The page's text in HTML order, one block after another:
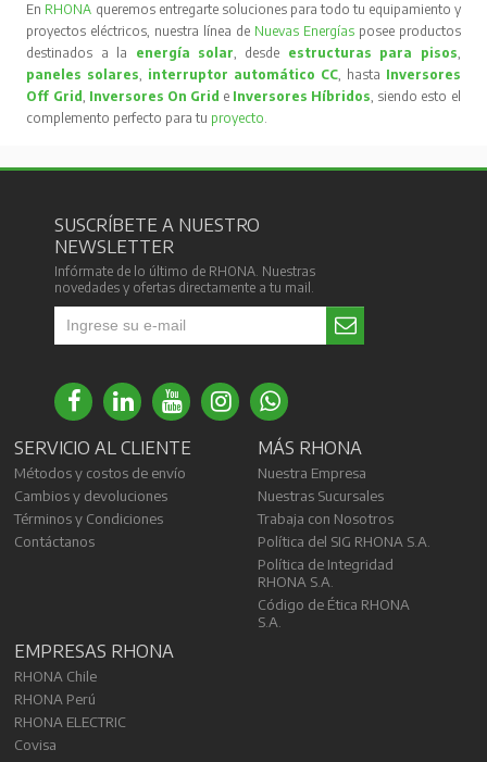
En RHONA queremos entregarte soluciones para todo tu equipamiento y
proyectos eléctricos, nuestra línea de Nuevas Energíasposee productos
destinados a la energía solar, desde estructuras para pisos,
paneles solares, interruptor automático CC, hasta Inversores
Off Grid, Inversores On Grid e Inversores Híbridos, siendo esto el
complemento perfecto para tu proyecto.
SUSCRÍBETE A NUESTRO
NEWSLETTER
Infórmate de lo último de RHONA. Nuestras
novedades y ofertas directamente a tu mail.
SERVICIO AL CLIENTE
Métodos y costos de envío
Cambios y devoluciones
Términos y Condiciones
Contáctanos
MÁS RHONA
Nuestra Empresa
Nuestras Sucursales
Trabaja con Nosotros
Política del SIG RHONA S.A.
Política de Integridad
RHONA S.A.
Código de Ética RHONA
S.A.
EMPRESAS RHONA
RHONA Chile
RHONA Perú
RHONA ELECTRIC
Covisa